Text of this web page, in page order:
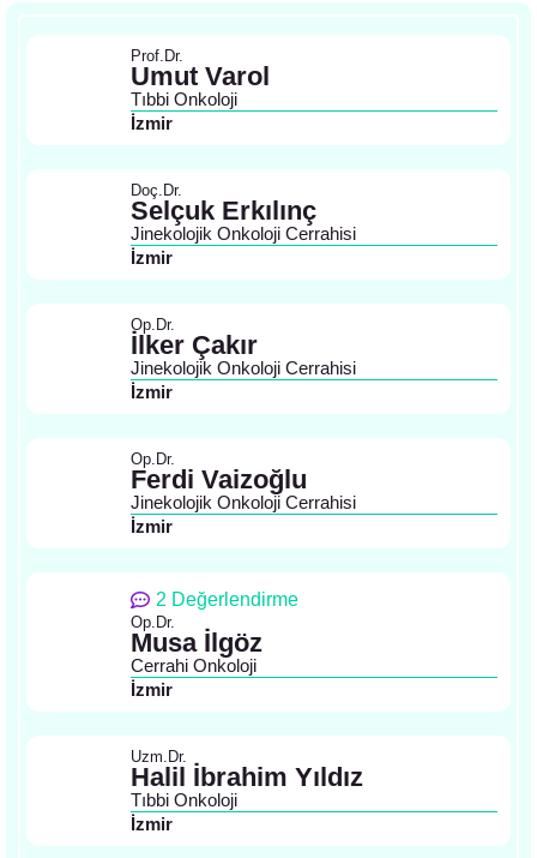
Prof.Dr.
Umut Varol
Tıbbi Onkoloji
İzmir
Doç.Dr.
Selçuk Erkılınç
Jinekolojik Onkoloji Cerrahisi
İzmir
Op.Dr.
İlker Çakır
Jinekolojik Onkoloji Cerrahisi
İzmir
Op.Dr.
Ferdi Vaizoğlu
Jinekolojik Onkoloji Cerrahisi
İzmir
2 Değerlendirme
Op.Dr.
Musa İlgöz
Cerrahi Onkoloji
İzmir
Uzm.Dr.
Halil İbrahim Yıldız
Tıbbi Onkoloji
İzmir